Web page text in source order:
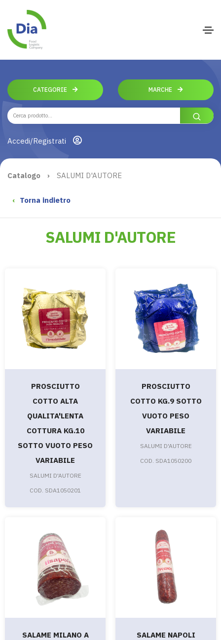
CATEGORIE MARCHE
Accedi/Registrati
Catalogo › SALUMI D'AUTORE
‹ Torna indietro
SALUMI D'AUTORE
PROSCIUTTO
COTTO ALTA
QUALITA'LENTA
COTTURA KG.10
SOTTO VUOTO PESO
VARIABILE
SALUMI D'AUTORE
COD. SDA1050201
PROSCIUTTO
COTTO KG.9 SOTTO
VUOTO PESO
VARIABILE
SALUMI D'AUTORE
COD. SDA1050200
SALAME MILANO A
SALAME NAPOLI